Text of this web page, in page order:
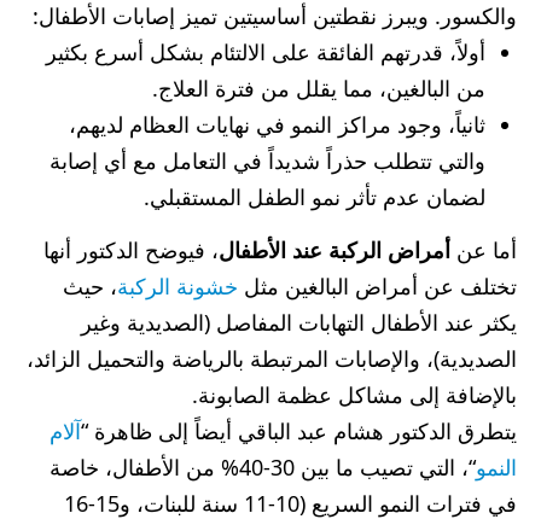
والكسور. ويبرز نقطتين أساسيتين تميز إصابات الأطفال:
أولاً، قدرتهم الفائقة على الالتئام بشكل أسرع بكثير
من البالغين، مما يقلل من فترة العلاج.
ثانياً، وجود مراكز النمو في نهايات العظام لديهم،
والتي تتطلب حذراً شديداً في التعامل مع أي إصابة
لضمان عدم تأثر نمو الطفل المستقبلي.
أما عن أمراض الركبة عند الأطفال، فيوضح الدكتور أنها
تختلف عن أمراض البالغين مثل خشونة الركبة، حيث
يكثر عند الأطفال التهابات المفاصل (الصديدية وغير
الصديدية)، والإصابات المرتبطة بالرياضة والتحميل الزائد،
بالإضافة إلى مشاكل عظمة الصابونة.
يتطرق الدكتور هشام عبد الباقي أيضاً إلى ظاهرة “آلام
النمو
“، التي تصيب ما بين 30-40% من الأطفال، خاصة
في فترات النمو السريع (10-11 سنة للبنات، و15-16